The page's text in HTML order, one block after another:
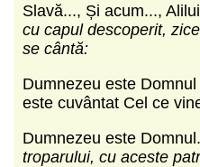
Slavă..., Și acum...,
cu capul descoperit,
se cântă:
Dumnezeu este
este cuvântat Cel ce
Dumnezeu este
troparului, cu aceste